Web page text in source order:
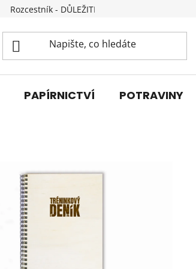
Rozcestník - DŮLEŽITÉ INFORMACE
PAPÍRNICTVÍ POTRAVINY